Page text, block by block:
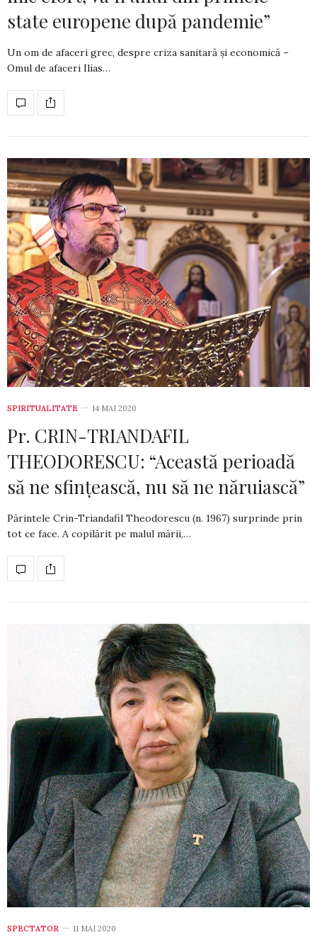
state europene după pandemie”
Un om de afaceri grec, despre criza sanitară și economică –
Omul de afaceri Ilias…
SPIRITUALITATE 14 MAI 2020
Pr. CRIN-TRIANDAFIL
THEODORESCU: “Această perioadă
să ne sfințească, nu să ne năruiască”
Părintele Crin-Triandafil Theodorescu (n. 1967) surprinde prin
tot ce face. A copi­lărit pe malul mării,…
SPECTATOR 11 MAI 2020